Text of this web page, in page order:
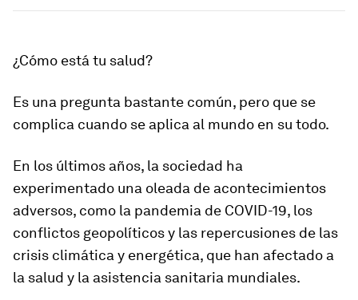
¿Cómo está tu salud?
Es una pregunta bastante común, pero que se
complica cuando se aplica al mundo en su todo.
En los últimos años, la sociedad ha
experimentado una oleada de acontecimientos
adversos, como la pandemia de COVID-19, los
conflictos geopolíticos y las repercusiones de las
crisis climática y energética, que han afectado a
la salud y la asistencia sanitaria mundiales.